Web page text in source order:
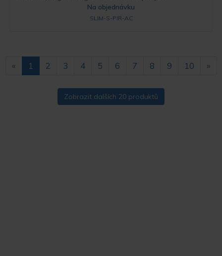
Na objednávku
SLIM-S-PIR-AC
« 1 2 3 4 5 6 7 8 9 10 »
Zobrazit dalších 20 produktů